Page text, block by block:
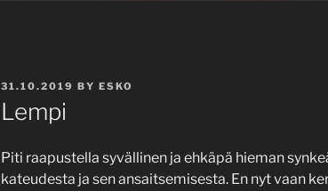
POSTED
ON
31.10.2019 BY ESKO
Lempi
Piti raapustella syvällinen ja ehkäpä hieman
kateudesta ja sen ansaitsemisesta. En nyt vaan